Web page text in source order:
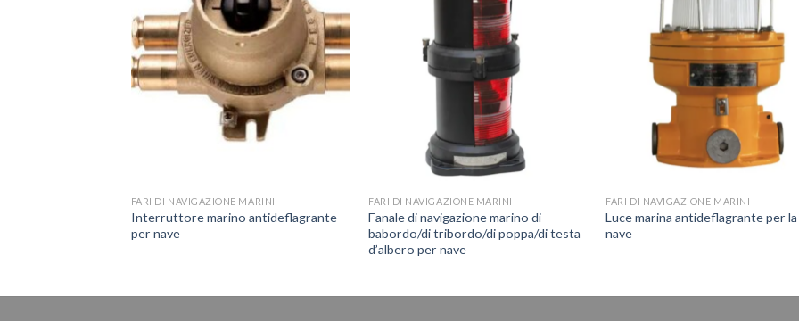
FARI DI NAVIGAZIONE MARINI
Interruttore marino antideflagrante
per nave
FARI DI NAVIGAZIONE MARINI
Fanale di navigazione marino di
babordo/di tribordo/di poppa/di testa
d’albero per nave
FARI DI NAVIGAZIONE MARINI
Luce marina antideflagrante per la
nave